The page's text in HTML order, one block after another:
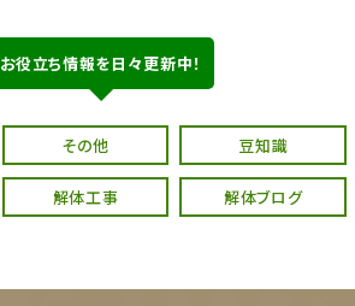
お役立ち情報を日々更新中！
その他 豆知識
解体工事 解体ブログ